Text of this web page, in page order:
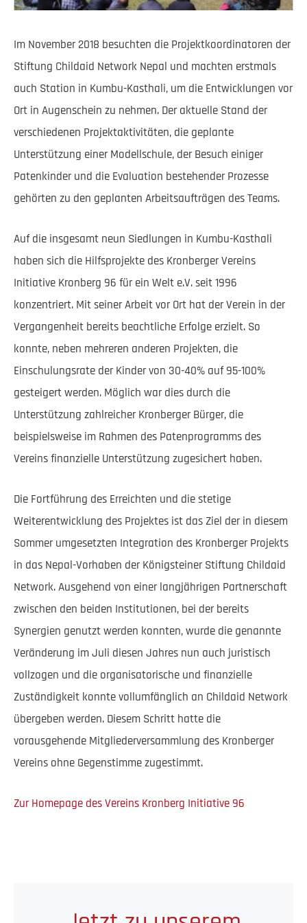
Im November 2018 besuchten die Projektkoordinatoren der
Stiftung Childaid Network Nepal und machten erstmals
auch Station in Kumbu-Kasthali, um die Entwicklungen vor
Ort in Augenschein zu nehmen. Der aktuelle Stand der
verschiedenen Projektaktivitäten, die geplante
Unterstützung einer Modellschule, der Besuch einiger
Patenkinder und die Evaluation bestehender Prozesse
gehörten zu den geplanten Arbeitsaufträgen des Teams.
Auf die insgesamt neun Siedlungen in Kumbu-Kasthali
haben sich die Hilfsprojekte des Kronberger Vereins
Initiative Kronberg 96 für ein Welt e.V. seit 1996
konzentriert. Mit seiner Arbeit vor Ort hat der Verein in der
Vergangenheit bereits beachtliche Erfolge erzielt. So
konnte, neben mehreren anderen Projekten, die
Einschulungsrate der Kinder von 30-40% auf 95-100%
gesteigert werden. Möglich war dies durch die
Unterstützung zahlreicher Kronberger Bürger, die
beispielsweise im Rahmen des Patenprogramms des
Vereins finanzielle Unterstützung zugesichert haben.
Die Fortführung des Erreichten und die stetige
Weiterentwicklung des Projektes ist das Ziel der in diesem
Sommer umgesetzten Integration des Kronberger Projekts
in das Nepal-Vorhaben der Königsteiner Stiftung Childaid
Network. Ausgehend von einer langjährigen Partnerschaft
zwischen den beiden Institutionen, bei der bereits
Synergien genutzt werden konnten, wurde die genannte
Veränderung im Juli diesen Jahres nun auch juristisch
vollzogen und die organisatorische und finanzielle
Zuständigkeit konnte vollumfänglich an Childaid Network
übergeben werden. Diesem Schritt hatte die
vorausgehende Mitgliederversammlung des Kronberger
Vereins ohne Gegenstimme zugestimmt.
Zur Homepage des Vereins Kronberg Initiative 96